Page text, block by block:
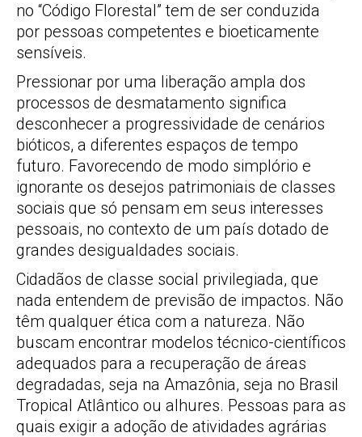
no “Código Florestal” tem de ser conduzida
por pessoas competentes e bioeticamente
sensíveis.
Pressionar por uma liberação ampla dos
processos de desmatamento significa
desconhecer a progressividade de cenários
bióticos, a diferentes espaços de tempo
futuro. Favorecendo de modo simplório e
ignorante os desejos patrimoniais de classes
sociais que só pensam em seus interesses
pessoais, no contexto de um país dotado de
grandes desigualdades sociais.
Cidadãos de classe social privilegiada, que
nada entendem de previsão de impactos. Não
têm qualquer ética com a natureza. Não
buscam encontrar modelos técnico-científicos
adequados para a recuperação de áreas
degradadas, seja na Amazônia, seja no Brasil
Tropical Atlântico ou alhures. Pessoas para as
quais exigir a adoção de atividades agrárias